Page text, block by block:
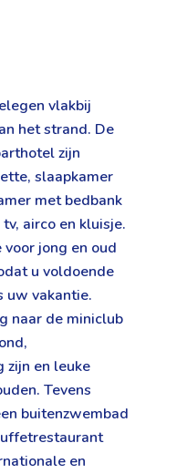
vlakbij
het strand. De
zijn
slaapkamer
met bedbank
airco en kluisje.
jong en oud
u voldoende
uw vakantie.
naar de miniclub
zijn en leuke
Tevens
buitenzwembad
en